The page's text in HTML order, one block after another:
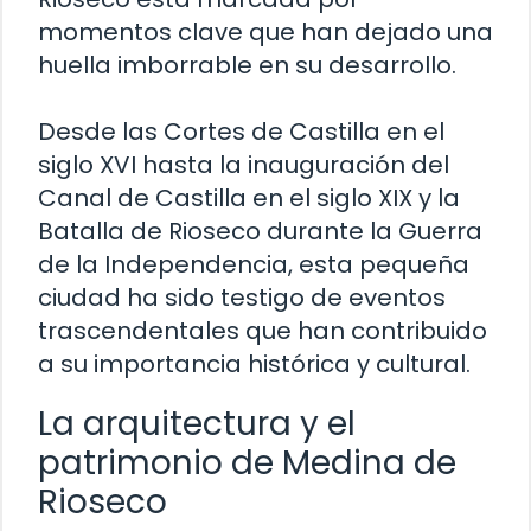
momentos clave que han dejado una
huella imborrable en su desarrollo.
Desde las Cortes de Castilla en el
siglo XVI hasta la inauguración del
Canal de Castilla en el siglo XIX y la
Batalla de Rioseco durante la Guerra
de la Independencia, esta pequeña
ciudad ha sido testigo de eventos
trascendentales que han contribuido
a su importancia histórica y cultural.
La arquitectura y el
patrimonio de Medina de
Rioseco